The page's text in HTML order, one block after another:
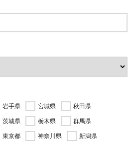
岩手県 宮城県
秋田県
茨城県 栃木県
群馬県
東京都 神奈川県
新潟県